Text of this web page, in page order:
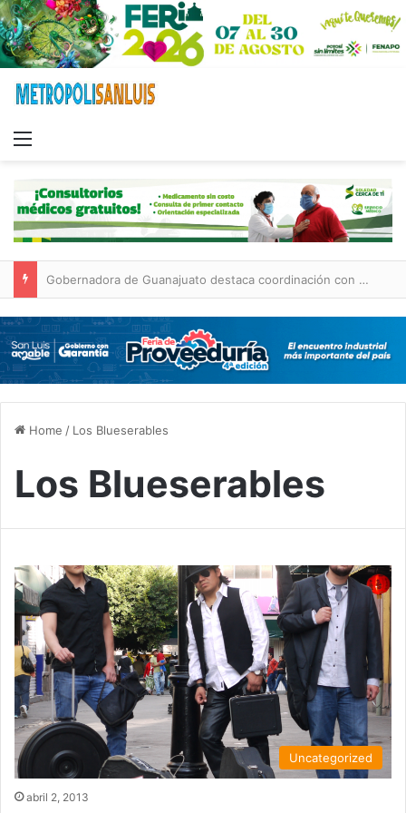
Gobernadora de Guanajuato destaca coordinación con San Luis Potosí en seguridad y desarrollo
Home / Los Blueserables
Los Blueserables
Uncategorized
abril 2, 2013